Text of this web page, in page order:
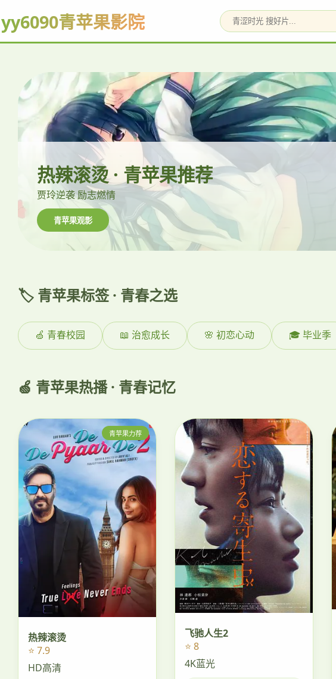
yy6090青苹果影院
热辣滚烫 · 青苹果推荐
贾玲逆袭 励志燃情
青苹果观影
🏷️ 青苹果标签 · 青春之选
🍏 青春校园 📖 治愈成长 🌸 初恋心动 🎓 毕业季
🍏 青苹果热播 · 青春记忆
青苹果力荐
热辣滚烫
⭐ 7.9
HD高清
飞驰人生2
⭐ 8
4K蓝光